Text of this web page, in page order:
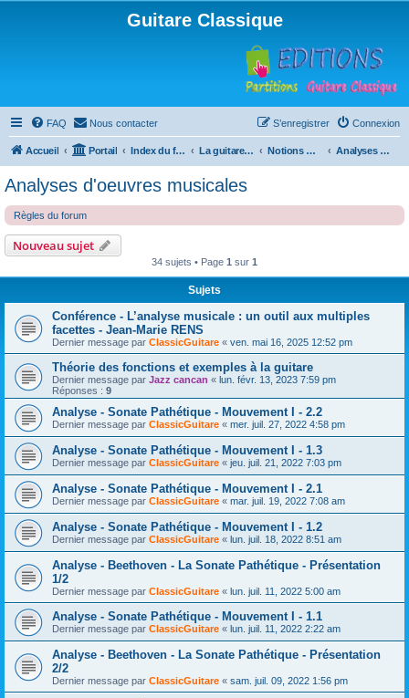
Guitare Classique
FAQ Nous contacter Connexion
S’enregistrer
Accueil Portail Index du forum La guitare : instrument, cours et théorie Notions musicales Analyses d'oeuvres musicales
Analyses d'oeuvres musicales
Règles du forum
Nouveau sujet
34 sujets • Page 1 sur 1
Sujets
Conférence - L’analyse musicale : un outil aux multiples
facettes - Jean-Marie RENS
Dernier message par ClassicGuitare « ven. mai 16, 2025 12:52 pm
Théorie des fonctions et exemples à la guitare
Dernier message par Jazz cancan « lun. févr. 13, 2023 7:59 pm
Réponses : 9
Analyse - Sonate Pathétique - Mouvement I - 2.2
Dernier message par ClassicGuitare « mer. juil. 27, 2022 4:58 pm
Analyse - Sonate Pathétique - Mouvement I - 1.3
Dernier message par ClassicGuitare « jeu. juil. 21, 2022 7:03 pm
Analyse - Sonate Pathétique - Mouvement I - 2.1
Dernier message par ClassicGuitare « mar. juil. 19, 2022 7:08 am
Analyse - Sonate Pathétique - Mouvement I - 1.2
Dernier message par ClassicGuitare « lun. juil. 18, 2022 8:51 am
Analyse - Beethoven - La Sonate Pathétique - Présentation
1/2
Dernier message par ClassicGuitare « lun. juil. 11, 2022 5:00 am
Analyse - Sonate Pathétique - Mouvement I - 1.1
Dernier message par ClassicGuitare « lun. juil. 11, 2022 2:22 am
Analyse - Beethoven - La Sonate Pathétique - Présentation
2/2
Dernier message par ClassicGuitare « sam. juil. 09, 2022 1:56 pm